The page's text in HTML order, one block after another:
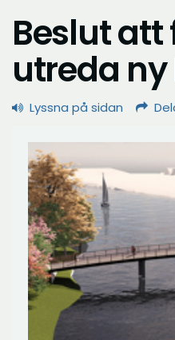
Beslut
utreda
Lyssna på sidan